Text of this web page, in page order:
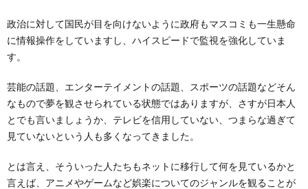
政治に対して国民が目を向けないように政府もマスコミも一生懸命
に情報操作をしていますし、ハイスピードで監視を強化していま
す。
芸能の話題、エンターテイメントの話題、スポーツの話題などそん
なもので夢を観させられている状態ではありますが、さすが日本人
とでも言いましょうか、テレビを信用していない、つまらな過ぎて
見ていないという人も多くなってきました。
とは言え、そういった人たちもネットに移行して何を見ているかと
言えば、アニメやゲームなど娯楽についてのジャンルを観ることが